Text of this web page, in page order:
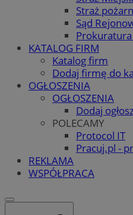
Straż
Sąd
KATALOG FIRM
Katalog firm
Dodaj firmę do
OGŁOSZENIA
OGŁOSZENIA
Dodaj
POLECAMY
Protocol IT
Pracuj.pl -
REKLAMA
WSPÓŁPRACA